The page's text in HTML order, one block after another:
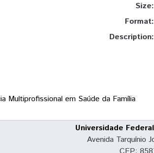
Size:
Format:
Description:
Multiprofissional em Saúde da Família
Universidade
Avenida Tarquínio